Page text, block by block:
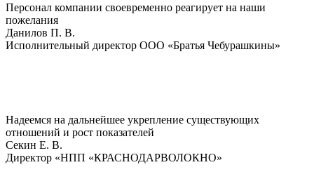
Персонал компании своевременно реагирует на наши
пожелания
Данилов П. В.
Исполнительный директор ООО «Братья Чебурашкины»
Надеемся на дальнейшее укрепление существующих
отношений и рост показателей
Секин Е. В.
Директор «НПП «КРАСНОДАРВОЛОКНО»